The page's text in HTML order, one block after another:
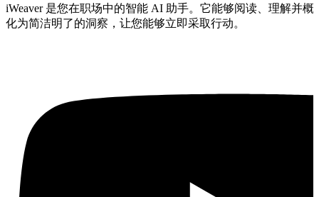
iWeaver 是您在职场中的智能 AI 助手。它能够阅读、理解并
化为简洁明了的洞察，让您能够立即采取行动。